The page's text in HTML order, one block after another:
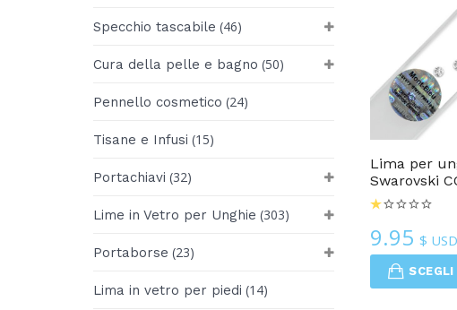
Specchio tascabile (46)
Cura della pelle e bagno (50)
Pennello cosmetico (24)
Tisane e Infusi (15)
Portachiavi (32)
Lime in Vetro per Unghie (303)
Portaborse (23)
Lima in vetro per piedi (14)
Lima per
Swarovski
9.95 $ USD
SCEGLI
Lime In